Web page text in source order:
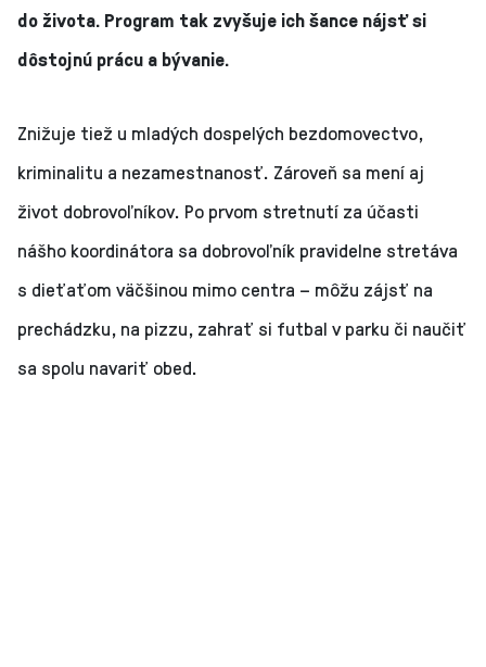
do života. Program tak zvyšuje ich šance nájsť si
dôstojnú prácu a bývanie.
Znižuje tiež u mladých dospelých bezdomovectvo,
kriminalitu a nezamestnanosť. Zároveň sa mení aj
život dobrovoľníkov. Po prvom stretnutí za účasti
nášho koordinátora sa dobrovoľník pravidelne stretáva
s dieťaťom väčšinou mimo centra – môžu zájsť na
prechádzku, na pizzu, zahrať si futbal v parku či naučiť
sa spolu navariť obed.